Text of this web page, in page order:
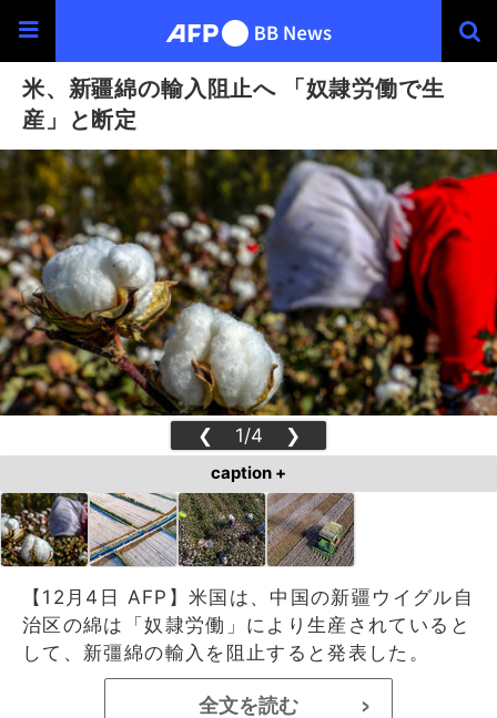
米、新疆綿の輸入阻止へ 「奴隷労働で生
産」と断定
❮ 1/4 ❯
caption +
【12月4日 AFP】米国は、中国の新疆ウイグル自
治区の綿は「奴隷労働」により生産されていると
して、新彊綿の輸入を阻止すると発表した。
全文を読む >